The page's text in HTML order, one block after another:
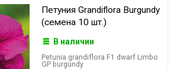
Петуния Grandiflora Burgundy
(семена 10 шт.)
В наличии
Petunia grandiflora F1 dwarf Limbo
GP burgundy